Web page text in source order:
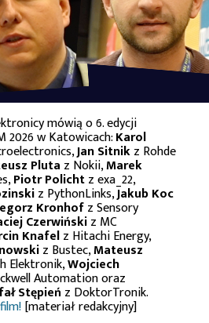
mówią o 6. edycji
2026 w Katowicach:Karol
Jan Sitnikz Rohde
Pluta z Nokii,Marek
Piotr Polichtz exa_22,
z PythonLinks,Jakub Koc
Kronhofz Sensory
Czerwińskiz MC
Knafelz Hitachi Energy,
z Bustec,Mateusz
Elektronik,Wojciech
Automation oraz
Stępień z DoktorTronik.
[materiał redakcyjny]